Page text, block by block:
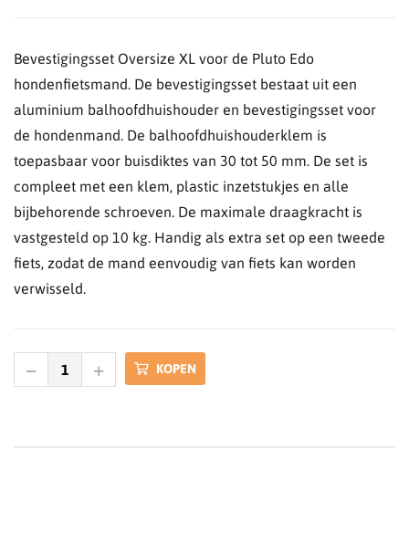
Bevestigingsset Oversize XL voor de Pluto Edo
hondenfietsmand. De bevestigingsset bestaat uit een
aluminium balhoofdhuishouder en bevestigingsset voor
de hondenmand. De balhoofdhuishouderklem is
toepasbaar voor buisdiktes van 30 tot 50 mm. De set is
compleet met een klem, plastic inzetstukjes en alle
bijbehorende schroeven. De maximale draagkracht is
vastgesteld op 10 kg. Handig als extra set op een tweede
fiets, zodat de mand eenvoudig van fiets kan worden
verwisseld.
KOPEN